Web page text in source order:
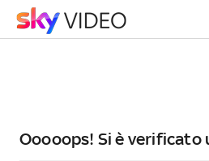
Ooooops! Si è verificato